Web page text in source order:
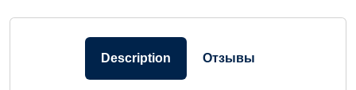
Description Отзывы